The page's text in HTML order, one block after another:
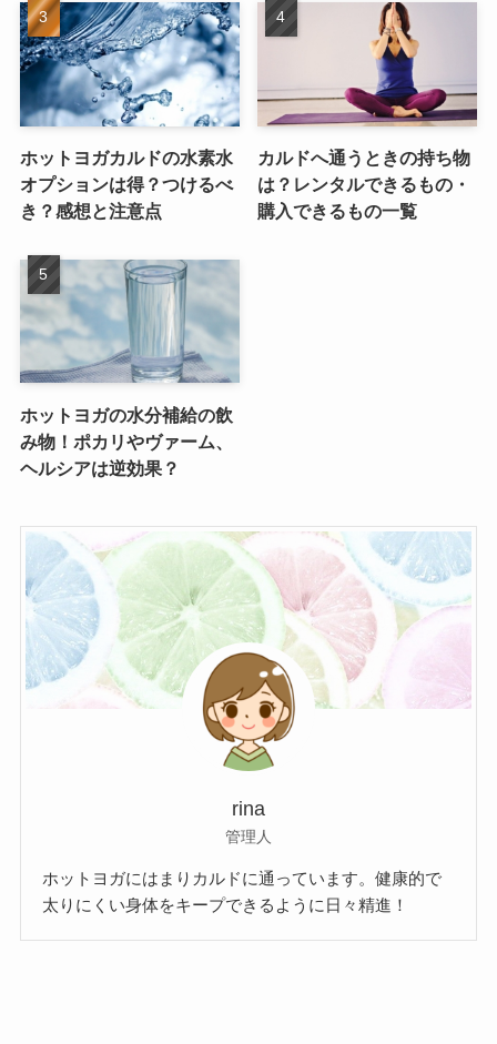
ホットヨガカルドの水素水
オプションは得？つけるべ
き？感想と注意点
カルドへ通うときの持ち物
は？レンタルできるもの・
購入できるもの一覧
ホットヨガの水分補給の飲
み物！ポカリやヴァーム、
ヘルシアは逆効果？
rina
管理人
ホットヨガにはまりカルドに通っています。健康的で
太りにくい身体をキープできるように日々精進！